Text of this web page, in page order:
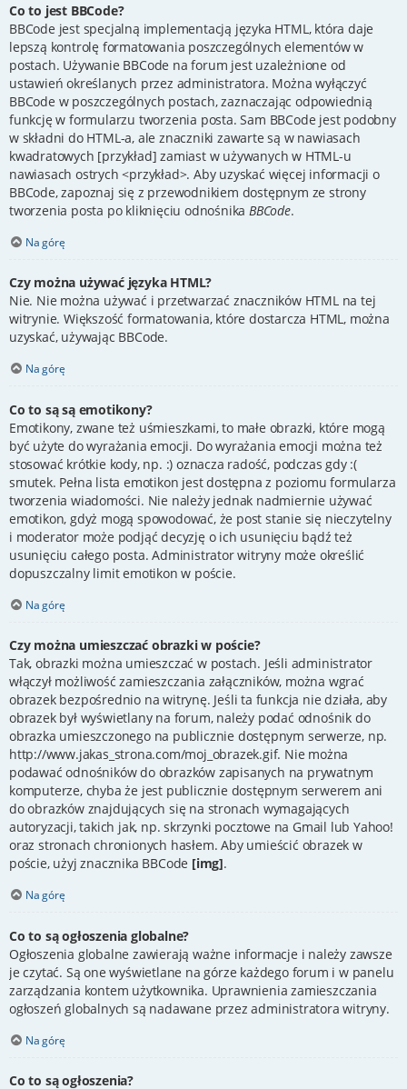
Co to jest BBCode?
BBCode jest specjalną implementacją języka HTML, która daje
lepszą kontrolę formatowania poszczególnych elementów w
postach. Używanie BBCode na forum jest uzależnione od
ustawień określanych przez administratora. Można wyłączyć
BBCode w poszczególnych postach, zaznaczając odpowiednią
funkcję w formularzu tworzenia posta. Sam BBCode jest podobny
w składni do HTML-a, ale znaczniki zawarte są w nawiasach
kwadratowych [przykład] zamiast w używanych w HTML-u
nawiasach ostrych <przykład>. Aby uzyskać więcej informacji o
BBCode, zapoznaj się z przewodnikiem dostępnym ze strony
tworzenia posta po kliknięciu odnośnika BBCode.
Na górę
Czy można używać języka HTML?
Nie. Nie można używać i przetwarzać znaczników HTML na tej
witrynie. Większość formatowania, które dostarcza HTML, można
uzyskać, używając BBCode.
Na górę
Co to są są emotikony?
Emotikony, zwane też uśmieszkami, to małe obrazki, które mogą
być użyte do wyrażania emocji. Do wyrażania emocji można też
stosować krótkie kody, np. :) oznacza radość, podczas gdy :(
smutek. Pełna lista emotikon jest dostępna z poziomu formularza
tworzenia wiadomości. Nie należy jednak nadmiernie używać
emotikon, gdyż mogą spowodować, że post stanie się nieczytelny
i moderator może podjąć decyzję o ich usunięciu bądź też
usunięciu całego posta. Administrator witryny może określić
dopuszczalny limit emotikon w poście.
Na górę
Czy można umieszczać obrazki w poście?
Tak, obrazki można umieszczać w postach. Jeśli administrator
włączył możliwość zamieszczania załączników, można wgrać
obrazek bezpośrednio na witrynę. Jeśli ta funkcja nie działa, aby
obrazek był wyświetlany na forum, należy podać odnośnik do
obrazka umieszczonego na publicznie dostępnym serwerze, np.
http://www.jakas_strona.com/moj_obrazek.gif. Nie można
podawać odnośników do obrazków zapisanych na prywatnym
komputerze, chyba że jest publicznie dostępnym serwerem ani
do obrazków znajdujących się na stronach wymagających
autoryzacji, takich jak, np. skrzynki pocztowe na Gmail lub Yahoo!
oraz stronach chronionych hasłem. Aby umieścić obrazek w
poście, użyj znacznika BBCode [img].
Na górę
Co to są ogłoszenia globalne?
Ogłoszenia globalne zawierają ważne informacje i należy zawsze
je czytać. Są one wyświetlane na górze każdego forum i w panelu
zarządzania kontem użytkownika. Uprawnienia zamieszczania
ogłoszeń globalnych są nadawane przez administratora witryny.
Na górę
Co to są ogłoszenia?